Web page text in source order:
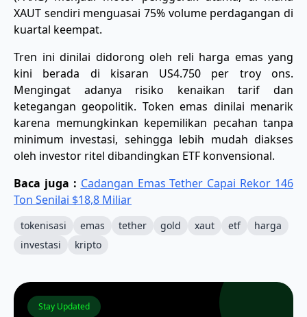
XAUT sendiri menguasai 75% volume perdagangan di
kuartal keempat.
​Tren ini dinilai didorong oleh reli harga emas yang
kini berada di kisaran US4.750 per troy ons.
Mengingat adanya risiko kenaikan tarif dan
ketegangan geopolitik. Token emas dinilai menarik
karena memungkinkan kepemilikan pecahan tanpa
minimum investasi, sehingga lebih mudah diakses
oleh investor ritel dibandingkan ETF konvensional.
Baca juga : Cadangan Emas Tether Capai Rekor 146
Ton Senilai $18,8 Miliar
tokenisasi emas tether gold xaut etf
harga
investasi
kripto
Stay Updated